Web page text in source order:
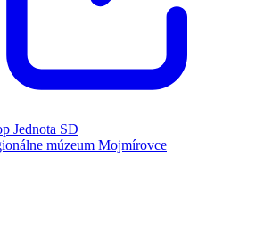
Jednota SD
múzeum Mojmírovce